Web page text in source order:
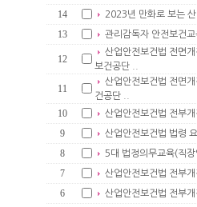
14 2023년 만화로 보는
13 관리감독자 안전보건
12
산업안전보건법 전면
보건공단 ..
11
산업안전보건법 전면
건공단 ..
10 산업안전보건법 전부
9 산업안전보건법 법령
8 5대 법정의무교육(직
7 산업안전보건법 전부
6 산업안전보건법 전부